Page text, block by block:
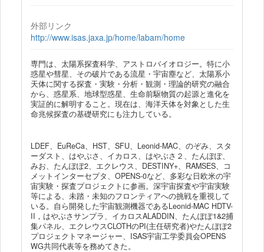
外部リンク
http://www.isas.jaxa.jp/home/labam/home
専門は、太陽系探査科学、アストロバイオロジー。特に小
惑星や彗星、その破片である流星・宇宙塵など、太陽系小
天体に関する探査・実験・分析・観測・理論的研究の融合
から、惑星系、地球型惑星、生命前駆物質の起源と進化を
実証的に解明すること。現在は、海洋天体を対象とした生
命兆候探査の基礎研究にも注力している。
LDEF、EuReCa、HST、SFU、Leonid-MAC、のぞみ、スタ
ーダスト、はやぶさ、イカロス、はやぶさ２、たんぽぽ、
みお、たんぽぽ2、エクレウス、DESTINY+、RAMSES、コ
メットインターセプタ、OPENS-0など、多彩な日欧米の宇
宙実験・探査プロジェクトに参画。深宇宙探査や宇宙実験
等による、未踏・未知のフロンティアへの挑戦を重視して
いる。自ら開発した宇宙観測機器であるLeonid-MAC HDTV-
II，はやぶさサンプラ、イカロスALADDIN、たんぽぽ1&2捕
集パネル、エクレウスCLOTHのPI(主任研究者)やたんぽぽ2
プロジェクトマネージャー、ISAS宇宙工学委員会OPENS
WG共同代表等を務めてきた。